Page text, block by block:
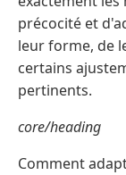
précocité et
leur forme, de
certains
pertinents.
core/heading
Comment